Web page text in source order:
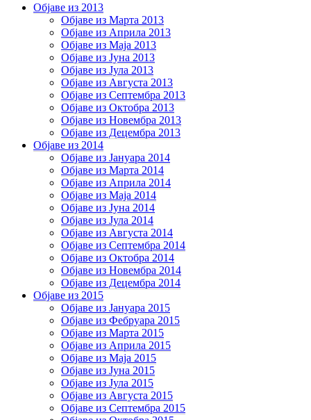
Објаве из 2013
Објаве из Марта 2013
Објаве из Априла 2013
Објаве из Маја 2013
Објаве из Јунa 2013
Објаве из Јула 2013
Објаве из Августа 2013
Објаве из Септембра 2013
Објаве из Октобра 2013
Објаве из Новембра 2013
Објаве из Децембра 2013
Објаве из 2014
Објаве из Јануара 2014
Објаве из Марта 2014
Објаве из Априла 2014
Објаве из Маја 2014
Објаве из Јуна 2014
Објаве из Јула 2014
Објаве из Августа 2014
Објаве из Септембра 2014
Објаве из Октобра 2014
Објаве из Новембра 2014
Објаве из Децембра 2014
Објаве из 2015
Објаве из Јануара 2015
Објаве из Фебруара 2015
Објаве из Марта 2015
Објаве из Априла 2015
Објаве из Маја 2015
Објаве из Јуна 2015
Објаве из Јула 2015
Објаве из Августа 2015
Објаве из Септембра 2015